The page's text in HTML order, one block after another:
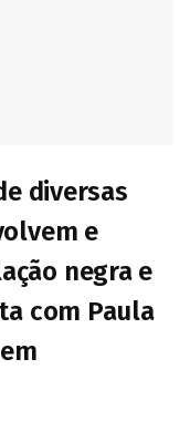
diversas
e
negra e
com Paula